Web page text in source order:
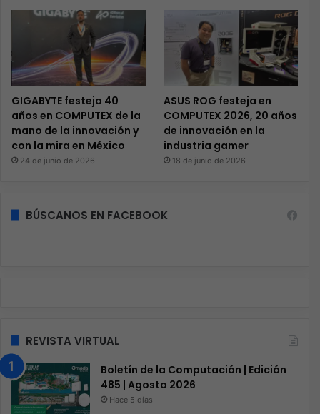
GIGABYTE festeja 40
años en COMPUTEX de la
mano de la innovación y
con la mira en México
24 de junio de 2026
ASUS ROG festeja en
COMPUTEX 2026, 20 años
de innovación en la
industria gamer
18 de junio de 2026
BÚSCANOS EN FACEBOOK
REVISTA VIRTUAL
Boletín de la Computación | Edición
485 | Agosto 2026
Hace 5 días